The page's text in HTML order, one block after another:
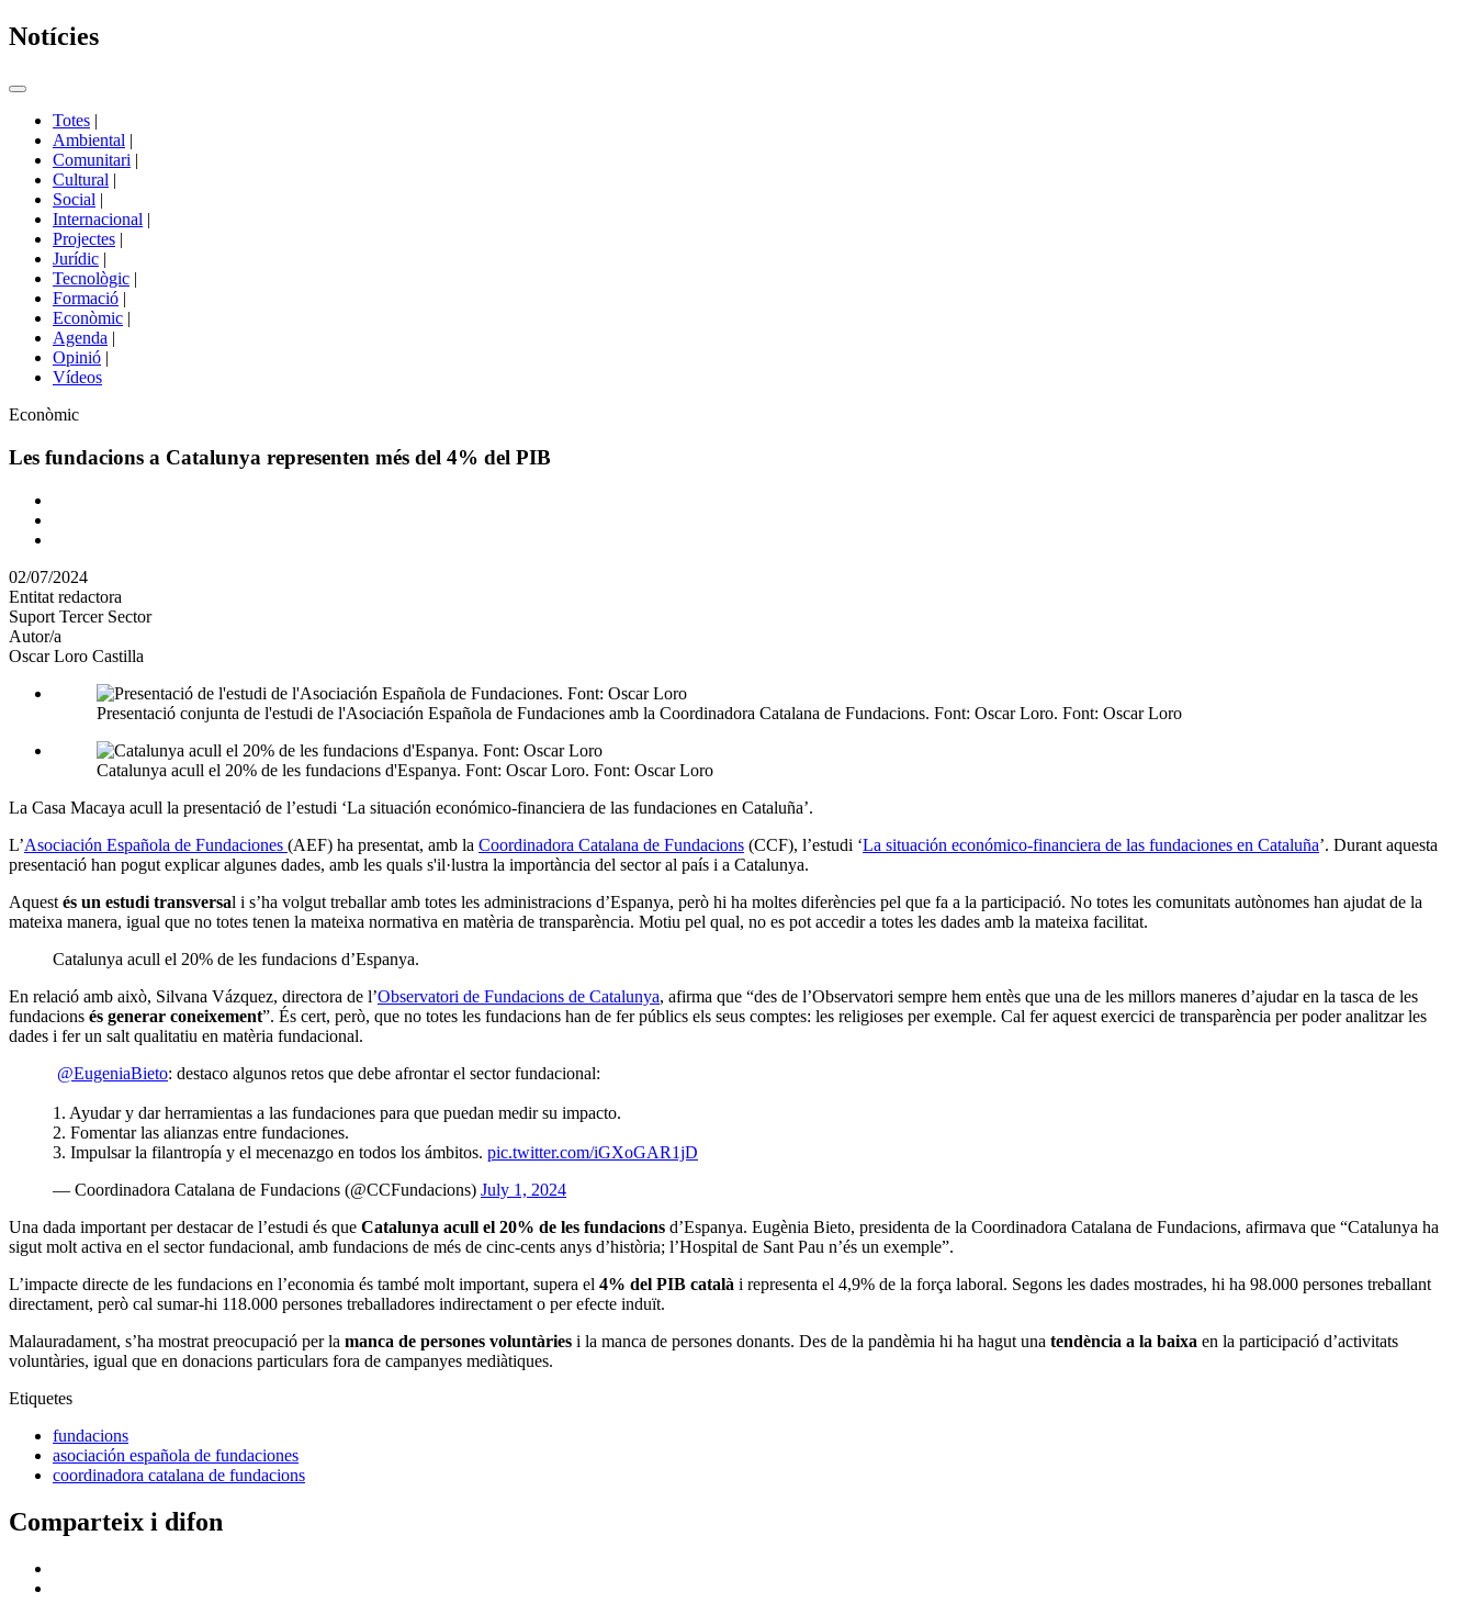
Notícies
Commutador
portals
Totes |
Ambiental |
Comunitari |
Cultural |
Social |
Internacional |
Projectes |
Jurídic |
Tecnològic |
Formació |
Econòmic |
Agenda |
Opinió |
Vídeos
Àmbit
la
Econòmic
Les fundacions a Catalunya representen més del 4% del PIB
Comparteix
altres
xarxes
socials
02/07/2024
Entitat redactora
Suport Tercer Sector
Autor/a
Oscar Loro Castilla
Presentació conjunta de l'estudi de l'Asociación Española de Fundaciones amb la Coordinadora Catalana de Fundacions. Font: Oscar Loro. Font: Oscar Loro
Catalunya acull el 20% de les fundacions d'Espanya. Font: Oscar Loro. Font: Oscar Loro
La Casa Macaya acull la presentació de l’estudi ‘La situación económico-financiera de las fundaciones en Cataluña’.
L’Asociación Española de Fundaciones (AEF) ha presentat, amb la Coordinadora Catalana de Fundacions (CCF), l’estudi ‘La situación económico-financiera de las fundaciones en Cataluña’. Durant aquesta
presentació han pogut explicar algunes dades, amb les quals s'il·lustra la importància del sector al país i a Catalunya.
Aquestés un estudi transversal i s’ha volgut treballar amb totes les administracions d’Espanya, però hi ha moltes diferències pel que fa a la participació. No totes les comunitats autònomes han ajudat de la
mateixa manera, igual que no totes tenen la mateixa normativa en matèria de transparència. Motiu pel qual, no es pot accedir a totes les dades amb la mateixa facilitat.
Catalunya acull el 20% de les fundacions d’Espanya.
En relació amb això, Silvana Vázquez, directora de l’Observatori de Fundacions de Catalunya, afirma que “des de l’Observatori sempre hem entès que una de les millors maneres d’ajudar en la tasca de les
fundacions és generar coneixement”. És cert, però, que no totes les fundacions han de fer públics els seus comptes: les religioses per exemple. Cal fer aquest exercici de transparència per poder analitzar les
dades i fer un salt qualitatiu en matèria fundacional.
@EugeniaBieto: destaco algunos retos que debe afrontar el sector fundacional:
1. Ayudar y dar herramientas a las fundaciones para que puedan medir su impacto.
2. Fomentar las alianzas entre fundaciones.
3. Impulsar la filantropía y el mecenazgo en todos los ámbitos. pic.twitter.com/iGXoGAR1jD
— Coordinadora Catalana de Fundacions (@CCFundacions) July 1, 2024
Una dada important per destacar de l’estudi és que Catalunya acull el 20% de les fundacions d’Espanya. Eugènia Bieto, presidenta de la Coordinadora Catalana de Fundacions, afirmava que “Catalunya ha
sigut molt activa en el sector fundacional, amb fundacions de més de cinc-cents anys d’història; l’Hospital de Sant Pau n’és un exemple”.
L’impacte directe de les fundacions en l’economia és també molt important, supera el 4% del PIB català i representa el 4,9% de la força laboral. Segons les dades mostrades, hi ha 98.000 persones treballant
directament, però cal sumar-hi 118.000 persones treballadores indirectament o per efecte induït.
Malauradament, s’ha mostrat preocupació per la manca de persones voluntàries i la manca de persones donants. Des de la pandèmia hi ha hagut una tendència a la baixa en la participació d’activitats
voluntàries, igual que en donacions particulars fora de campanyes mediàtiques.
Etiquetes
fundacions
asociación española de fundaciones
coordinadora catalana de fundacions
Comparteix i difon